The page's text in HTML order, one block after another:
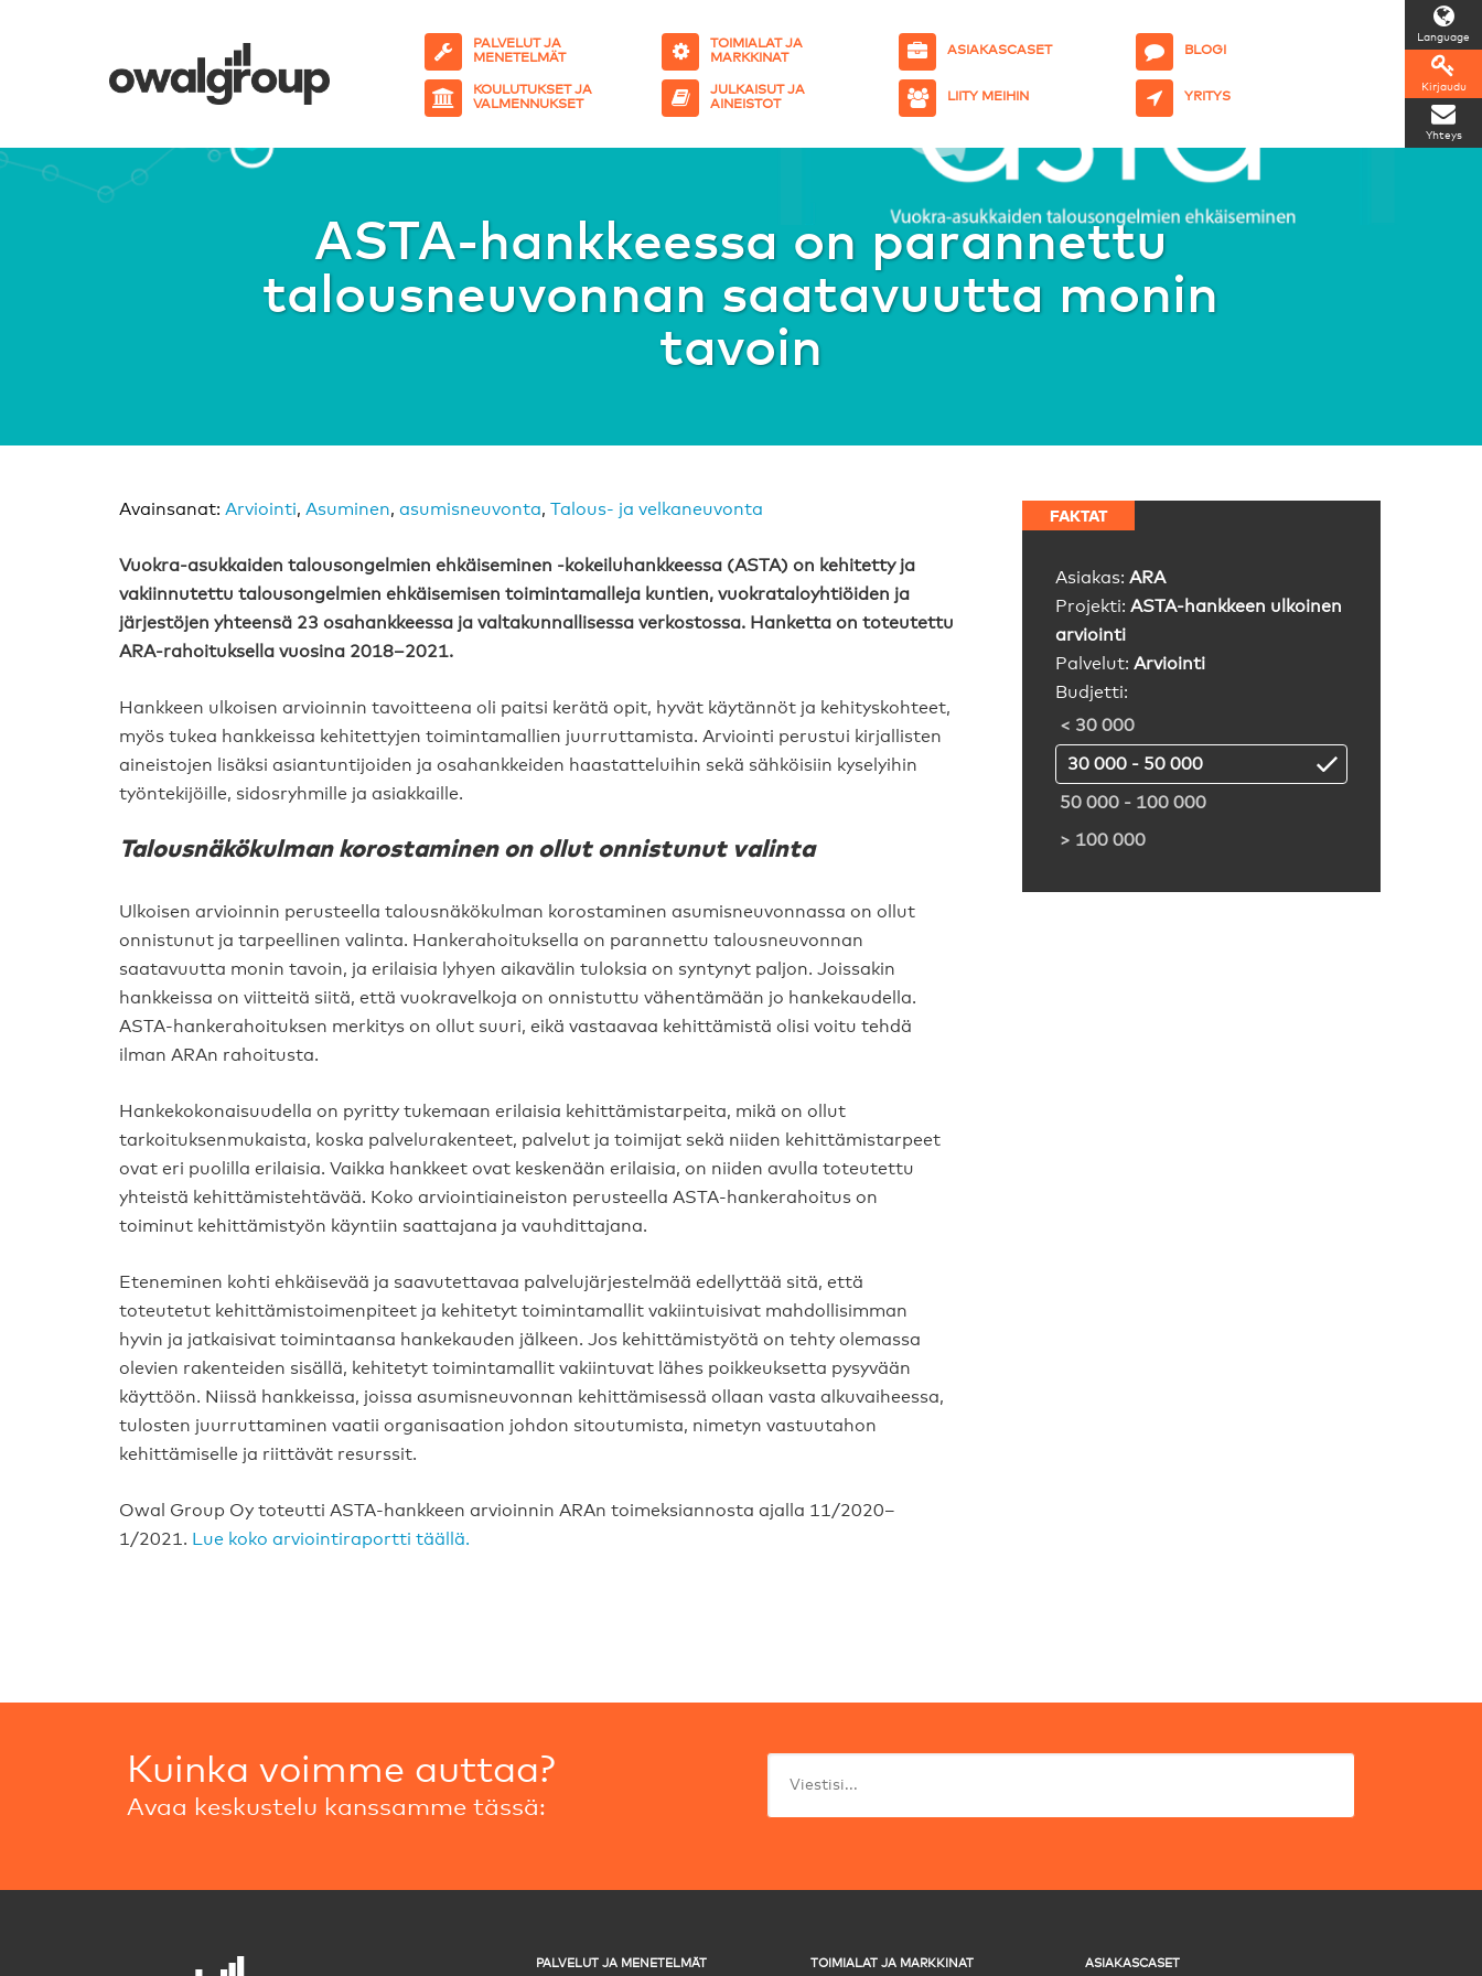
Language
Kirjaudu
Yhteys
PALVELUT JA
MENETELMÄT
TOIMIALAT JA
MARKKINAT
ASIAKASCASET BLOGI
KOULUTUKSET JA
VALMENNUKSET
JULKAISUT JA
AINEISTOT
LIITY MEIHIN YRITYS
ASTA-hankkeessa on parannettu
talousneuvonnan saatavuutta monin
tavoin
FAKTAT
Asiakas:ARA
Projekti:ASTA-hankkeen ulkoinen
arviointi
Palvelut:Arviointi
Budjetti:
< 30 000
30 000 - 50 000
50 000 - 100 000
> 100 000
Avainsanat: Arviointi, Asuminen, asumisneuvonta, Talous- ja velkaneuvonta
Vuokra-asukkaiden talousongelmien ehkäiseminen -kokeiluhankkeessa (ASTA) on kehitetty ja
vakiinnutettu talousongelmien ehkäisemisen toimintamalleja kuntien, vuokrataloyhtiöiden ja
järjestöjen yhteensä 23 osahankkeessa ja valtakunnallisessa verkostossa. Hanketta on toteutettu
ARA-rahoituksella vuosina 2018–2021.
Hankkeen ulkoisen arvioinnin tavoitteena oli paitsi kerätä opit, hyvät käytännöt ja kehityskohteet,
myös tukea hankkeissa kehitettyjen toimintamallien juurruttamista. Arviointi perustui kirjallisten
aineistojen lisäksi asiantuntijoiden ja osahankkeiden haastatteluihin sekä sähköisiin kyselyihin
työntekijöille, sidosryhmille ja asiakkaille.
Talousnäkökulman korostaminen on ollut onnistunut valinta
Ulkoisen arvioinnin perusteella talousnäkökulman korostaminen asumisneuvonnassa on ollut
onnistunut ja tarpeellinen valinta. Hankerahoituksella on parannettu talousneuvonnan
saatavuutta monin tavoin, ja erilaisia lyhyen aikavälin tuloksia on syntynyt paljon. Joissakin
hankkeissa on viitteitä siitä, että vuokravelkoja on onnistuttu vähentämään jo hankekaudella.
ASTA-hankerahoituksen merkitys on ollut suuri, eikä vastaavaa kehittämistä olisi voitu tehdä
ilman ARAn rahoitusta.
Hankekokonaisuudella on pyritty tukemaan erilaisia kehittämistarpeita, mikä on ollut
tarkoituksenmukaista, koska palvelurakenteet, palvelut ja toimijat sekä niiden kehittämistarpeet
ovat eri puolilla erilaisia. Vaikka hankkeet ovat keskenään erilaisia, on niiden avulla toteutettu
yhteistä kehittämistehtävää. Koko arviointiaineiston perusteella ASTA-hankerahoitus on
toiminut kehittämistyön käyntiin saattajana ja vauhdittajana.
Eteneminen kohti ehkäisevää ja saavutettavaa palvelujärjestelmää edellyttää sitä, että
toteutetut kehittämistoimenpiteet ja kehitetyt toimintamallit vakiintuisivat mahdollisimman
hyvin ja jatkaisivat toimintaansa hankekauden jälkeen. Jos kehittämistyötä on tehty olemassa
olevien rakenteiden sisällä, kehitetyt toimintamallit vakiintuvat lähes poikkeuksetta pysyvään
käyttöön. Niissä hankkeissa, joissa asumisneuvonnan kehittämisessä ollaan vasta alkuvaiheessa,
tulosten juurruttaminen vaatii organisaation johdon sitoutumista, nimetyn vastuutahon
kehittämiselle ja riittävät resurssit.
Owal Group Oy toteutti ASTA-hankkeen arvioinnin ARAn toimeksiannosta ajalla 11/2020–
1/2021.
Lue koko arviointiraportti täällä.
Kuinka voimme auttaa?
Avaa keskustelu kanssamme tässä:
PALVELUT JA MENETELMÄT TOIMIALAT JA MARKKINAT ASIAKASCASET